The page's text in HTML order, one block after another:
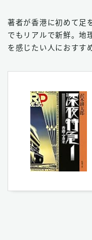
著者が香港に初めて足
でもリアルで新鮮。地
を感じたい人におすす